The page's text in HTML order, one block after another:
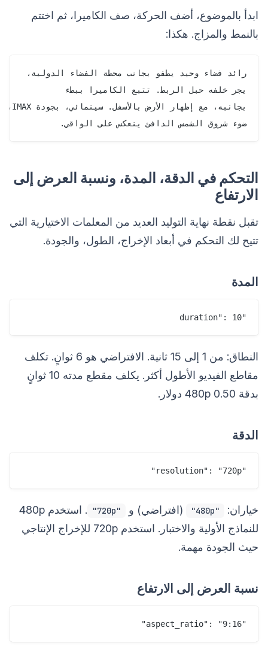
ابدأ بالموضوع، أضف الحركة، صف الكاميرا، ثم اختتم
بالنمط والمزاج. هكذا:
ضوء شروق الشمس الدافئ ينعكس على الواقي.
التحكم في الدقة، المدة، ونسبة العرض إلى
الارتفاع
تقبل نقطة نهاية التوليد العديد من المعلمات الاختيارية التي
تتيح لك التحكم في أبعاد الإخراج، الطول، والجودة.
المدة
"duration": 10
النطاق: من 1 إلى 15 ثانية. الافتراضي هو 6 ثوانٍ. تكلف
مقاطع الفيديو الأطول أكثر. يكلف مقطع مدته 10 ثوانٍ
بدقة 480p 0.50 دولار.
الدقة
"resolution": "720p"
خياران: "480p" (افتراضي) و "720p"
. استخدم 480p
للنماذج الأولية والاختبار. استخدم 720p للإخراج الإنتاجي
حيث الجودة مهمة.
نسبة العرض إلى الارتفاع
"aspect_ratio": "9:16"